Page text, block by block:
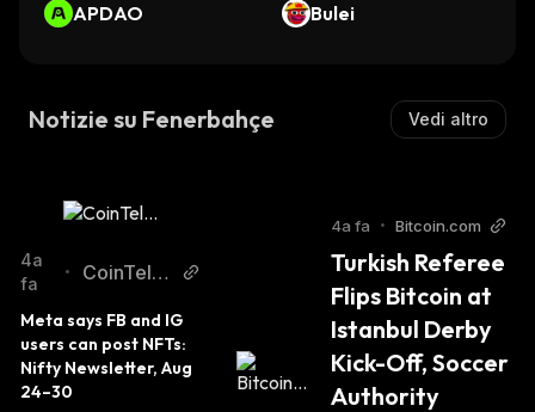
APDAO
Bulei
Notizie su Fenerbahçe Vedi altro
4a
fa
•
CoinTele
Meta says FB and IG
users can post NFTs:
Nifty Newsletter, Aug
24–30
4a fa • Bitcoin.com
Turkish Referee
Flips Bitcoin at
Istanbul Derby
Kick-Off, Soccer
Authority